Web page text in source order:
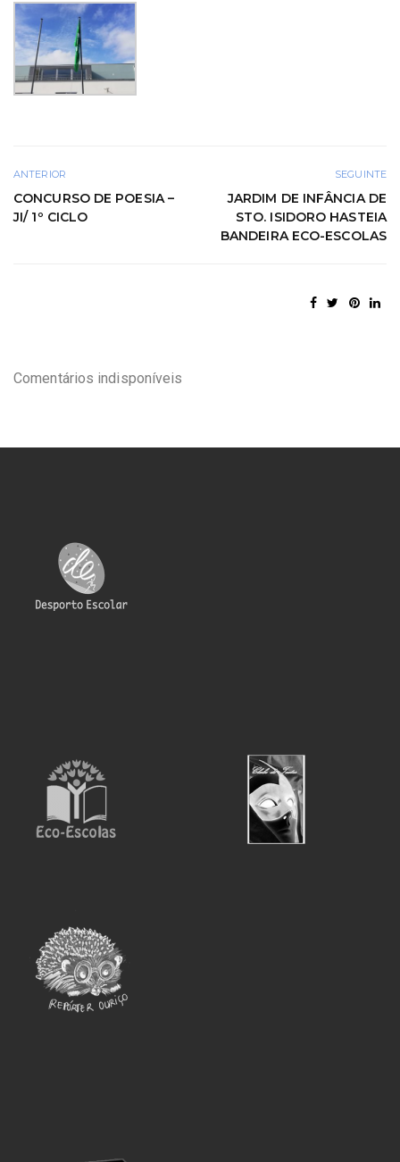
ANTERIOR
CONCURSO DE POESIA –
JI/ 1º CICLO
SEGUINTE
JARDIM DE INFÂNCIA DE
STO. ISIDORO HASTEIA
BANDEIRA ECO-ESCOLAS
Comentários indisponíveis